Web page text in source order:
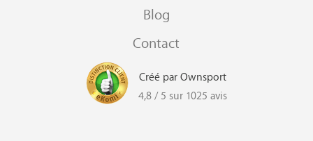
Blog
Contact
Créé par Ownsport
4,8 / 5 sur 1025 avis